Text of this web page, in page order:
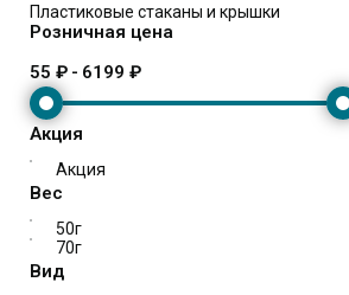
Пластиковые стаканы и крышки
Розничная цена
55 ₽ - 6199 ₽
Акция
Акция
Вес
50г
70г
Вид